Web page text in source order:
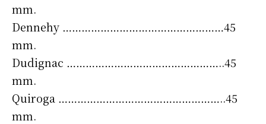
mm.
Dennehy ……………………………………………45
mm.
Dudignac …………………………………………..45
mm.
Quiroga ……………………………………………..45
mm.